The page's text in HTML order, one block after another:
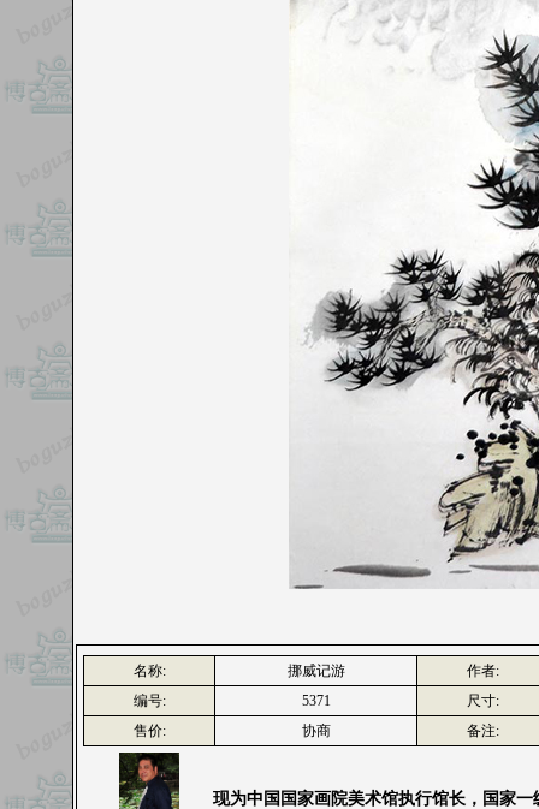
名称: 挪威记游
作者:
编号:
5371
尺寸:
售价:
协商 备注:
现为中国国家画院美术馆执行馆长，国家